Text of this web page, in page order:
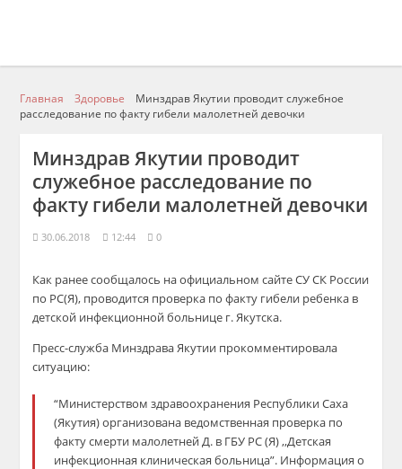
Главная Здоровье
Минздрав Якутии проводит служебное
расследование по факту гибели малолетней девочки
Минздрав Якутии проводит
служебное расследование по
факту гибели малолетней девочки
30.06.2018 12:44 0
Как ранее сообщалось на официальном сайте СУ СК России
по РС(Я), проводится проверка по факту гибели ребенка в
детской инфекционной больнице г. Якутска.
Пресс-служба Минздрава Якутии прокомментировала
ситуацию:
“Министерством здравоохранения Республики Саха
(Якутия) организована ведомственная проверка по
факту смерти малолетней Д. в ГБУ РС (Я) ,,Детская
инфекционная клиническая больница”. Информация о